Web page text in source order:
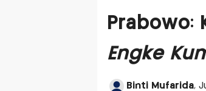
Prabowo:
Engke
Binti Mufarida,